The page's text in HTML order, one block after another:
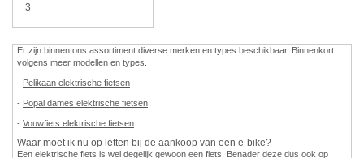
3
Er zijn binnen ons assortiment diverse merken en types beschikbaar. Binnenkort
volgens meer modellen en types.
- Pelikaan elektrische fietsen
- Popal dames elektrische fietsen
- Vouwfiets elektrische fietsen
Waar moet ik nu op letten bij de aankoop van een e-bike?
Een elektrische fiets is wel degelijk gewoon een fiets. Benader deze dus ook op